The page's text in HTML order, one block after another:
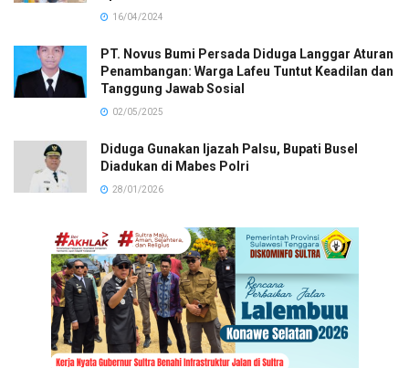
16/04/2024
PT. Novus Bumi Persada Diduga Langgar Aturan
Penambangan: Warga Lafeu Tuntut Keadilan dan
Tanggung Jawab Sosial
02/05/2025
Diduga Gunakan Ijazah Palsu, Bupati Busel
Diadukan di Mabes Polri
28/01/2026